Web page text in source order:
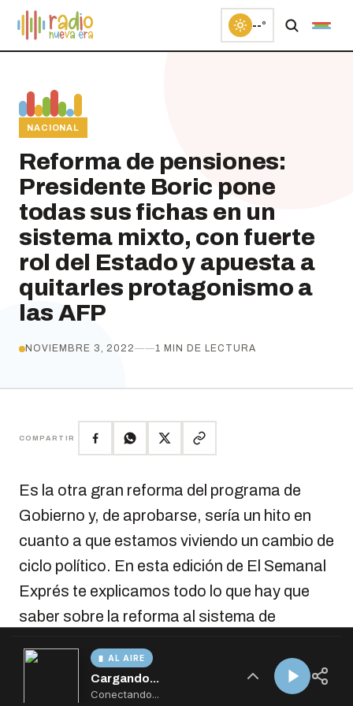
AL AIRE
Cargando...
Conectando...